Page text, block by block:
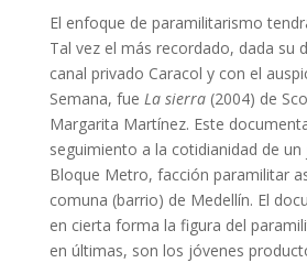
El enfoque de paramilitarismo
Tal vez el más recordado, dada su
canal privado Caracol y con el
Semana, fue La sierra(2004) de
Margarita Martínez. Este
seguimiento a la cotidianidad de un
Bloque Metro, facción paramilitar
comuna (barrio) de Medellín. El
en cierta forma la figura del
en últimas, son los jóvenes